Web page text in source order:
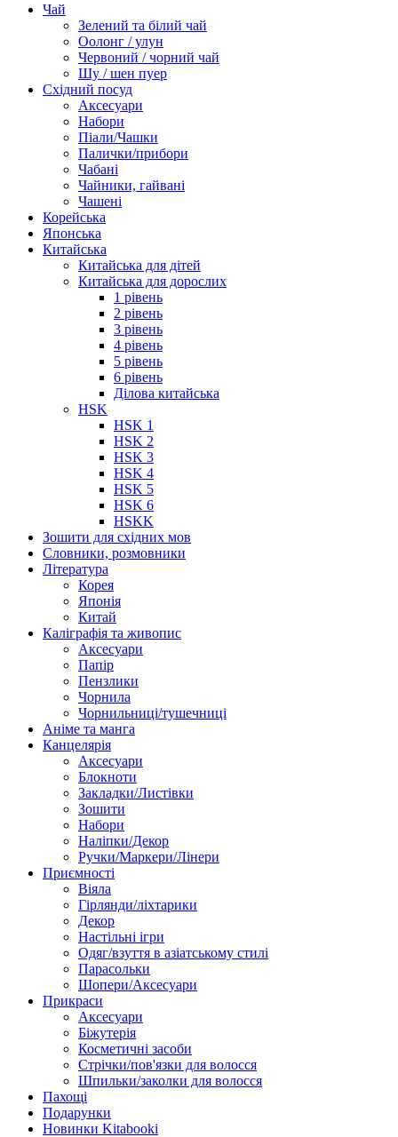
Чай
Зелений та білий чай
Оолонг / улун
Червоний / чорний чай
Шу / шен пуер
Східний посуд
Аксесуари
Набори
Піали/Чашки
Палички/прибори
Чабані
Чайники, гайвані
Чашені
Корейська
Японська
Китайська
Китайська для дітей
Китайська для дорослих
1 рівень
2 рівень
3 рівень
4 рівень
5 рівень
6 рівень
Ділова китайська
HSK
HSK 1
HSK 2
HSK 3
HSK 4
HSK 5
HSK 6
HSKK
Зошити для східних мов
Словники, розмовники
Література
Корея
Японія
Китай
Каліграфія та живопис
Аксесуари
Папір
Пензлики
Чорнила
Чорнильниці/тушечниці
Аніме та манга
Канцелярія
Аксесуари
Блокноти
Закладки/Листівки
Зошити
Набори
Наліпки/Декор
Ручки/Маркери/Лінери
Приємності
Віяла
Гірлянди/ліхтарики
Декор
Настільні ігри
Одяг/взуття в азіатському стилі
Парасольки
Шопери/Аксесуари
Прикраси
Аксесуари
Біжутерія
Косметичні засоби
Стрічки/пов'язки для волосся
Шпильки/заколки для волосся
Пахощі
Подарунки
Новинки Kitabooki